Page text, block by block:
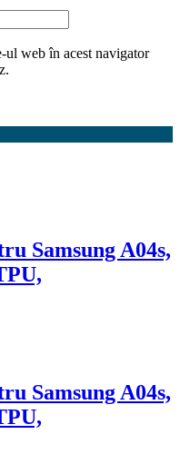
ul web în acest navigator
Samsung A04s,
Samsung A04s,